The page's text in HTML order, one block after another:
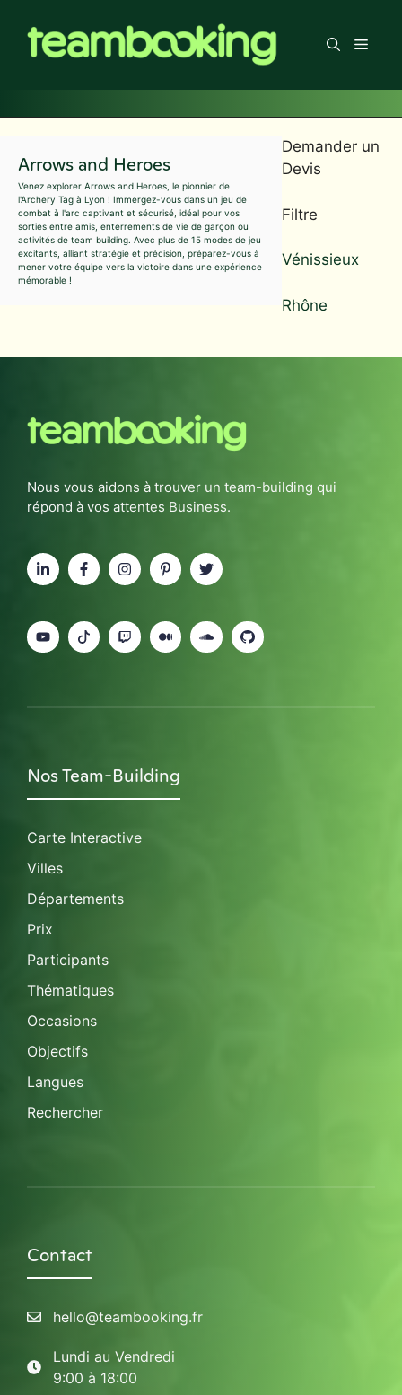
contenu
Menu
Arrows and Heroes
Venez explorer Arrows and Heroes, le pionnier de
l'Archery Tag à Lyon ! Immergez-vous dans un jeu de
combat à l'arc captivant et sécurisé, idéal pour vos
sorties entre amis, enterrements de vie de garçon ou
activités de team building. Avec plus de 15 modes de jeu
excitants, alliant stratégie et précision, préparez-vous à
mener votre équipe vers la victoire dans une expérience
mémorable !
Demander un
Devis
Filtre
Vénissieux
Rhône
Nous vous aidons à trouver un team-building qui
répond à vos attentes Business.
Nos Team-Building
Carte Interactive
Villes
Départements
Prix
Participants
Thématiques
Occasions
Objectifs
Langues
Rechercher
Contact
hello@teambooking.fr
Lundi au Vendredi
9:00 à 18:00